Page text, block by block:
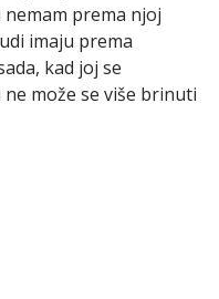
prema njoj
imaju prema
kad joj se
može se više brinuti